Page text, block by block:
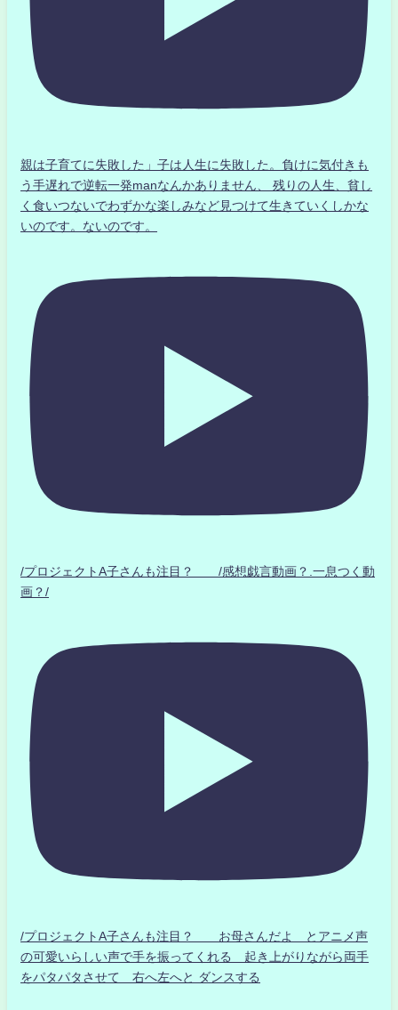
親は子育てに失敗した」子は人生に失敗した。負けに気付きも
う手遅れで逆転一発manなんかありません、 残りの人生、貧し
く食いつないでわずかな楽しみなど見つけて生きていくしかな
いのです。ないのです。
/プロジェクトA子さんも注目？ /感想戯言動画？.一息つく動
画？/
/プロジェクトA子さんも注目？ お母さんだよ とアニメ声
の可愛いらしい声で手を振ってくれる 起き上がりながら両手
をパタパタさせて 右へ左へと ダンスする